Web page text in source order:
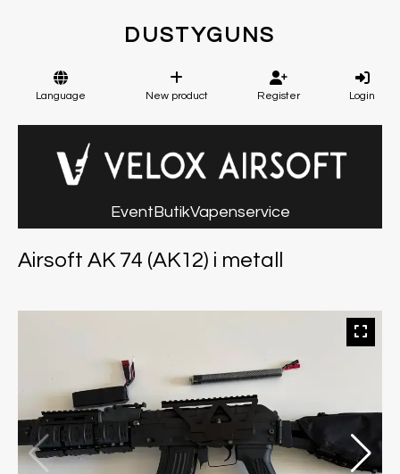
DUSTYGUNS
Language New product Register Login
EventButikVapenservice
Airsoft AK 74 (AK12) i metall